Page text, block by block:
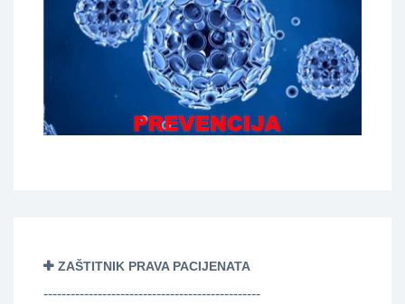
ZAŠTITNIK PRAVA PACIJENATA
------------------------------------------------